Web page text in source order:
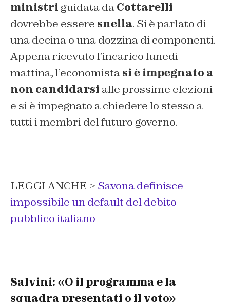
ministri guidata daCottarelli
dovrebbe essere snella. Si è parlato di
una decina o una dozzina di componenti.
Appena ricevuto l’incarico lunedì
mattina, l’economistasi è impegnato a
non candidarsi alle prossime elezioni
e si è impegnato a chiedere lo stesso a
tutti i membri del futuro governo.
LEGGI ANCHE > Savona definisce
impossibile un default del debito
pubblico italiano
Salvini: «O il programma e la
squadra presentati o il voto»